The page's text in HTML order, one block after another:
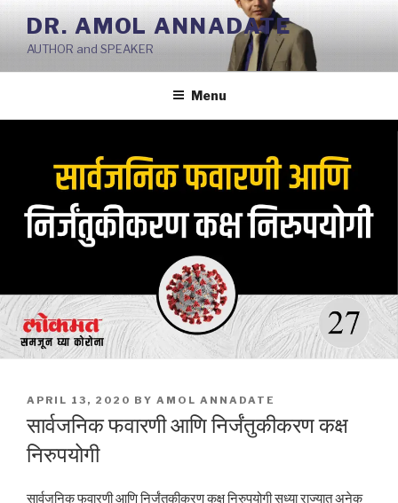
Skip
content
DR. AMOL ANNADATE
AUTHOR and SPEAKER
Menu
POSTED
APRIL 13, 2020 BY AMOL ANNADATE
सार्वजनिक फवारणी आणि निर्जंतुकीकरण कक्ष
निरुपयोगी
सार्वजनिक फवारणी आणि निर्जंतुकीकरण कक्ष निरुपयोगी सध्या राज्यात अनेक